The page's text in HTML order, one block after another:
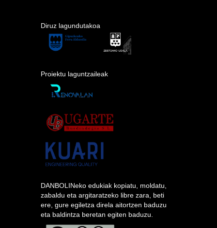
Diruz lagundutakoa
Proiektu laguntzaileak
DANBOLINeko edukiak kopiatu, moldatu,
zabaldu eta argitaratzeko libre zara, beti
ere, gure egiletza direla aitortzen baduzu
eta baldintza beretan egiten baduzu.